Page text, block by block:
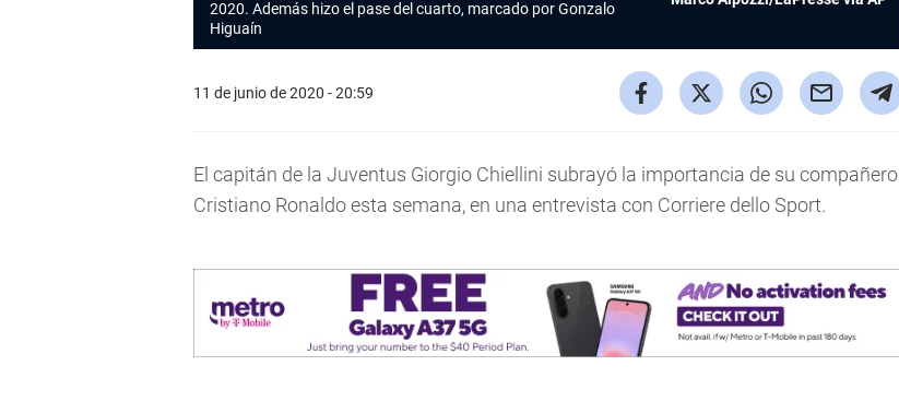
2020. Además hizo el pase del cuarto, marcado por Gonzalo
Higuaín
11 de junio de 2020 - 20:59
El capitán de la Juventus Giorgio Chiellini subrayó la importancia de su compañero
Cristiano Ronaldo esta semana, en una entrevista con Corriere dello Sport.